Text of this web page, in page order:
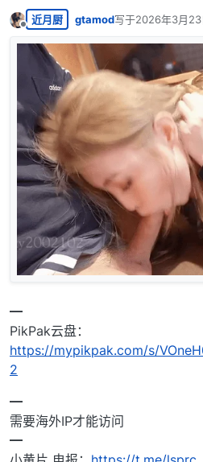
离线
近月厨 gtamod写于2026年3月
最后由 编辑
━
PikPak云盘：
https://mypikpak.com/s/
2
━
需要海外IP才能访问
━